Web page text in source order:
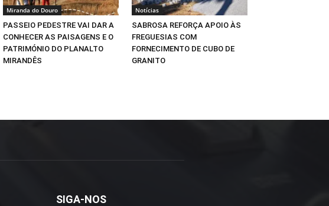
Miranda do Douro
PASSEIO PEDESTRE VAI DAR A
CONHECER AS PAISAGENS E O
PATRIMÓNIO DO PLANALTO
MIRANDÊS
Notícias
SABROSA REFORÇA APOIO ÀS
FREGUESIAS COM
FORNECIMENTO DE CUBO DE
GRANITO
SIGA-NOS